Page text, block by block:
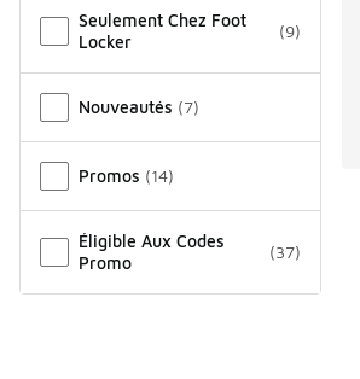
Seulement Chez Foot
Locker
(9)
Nouveautés (7)
Promos (14)
Éligible Aux Codes
Promo
(37)